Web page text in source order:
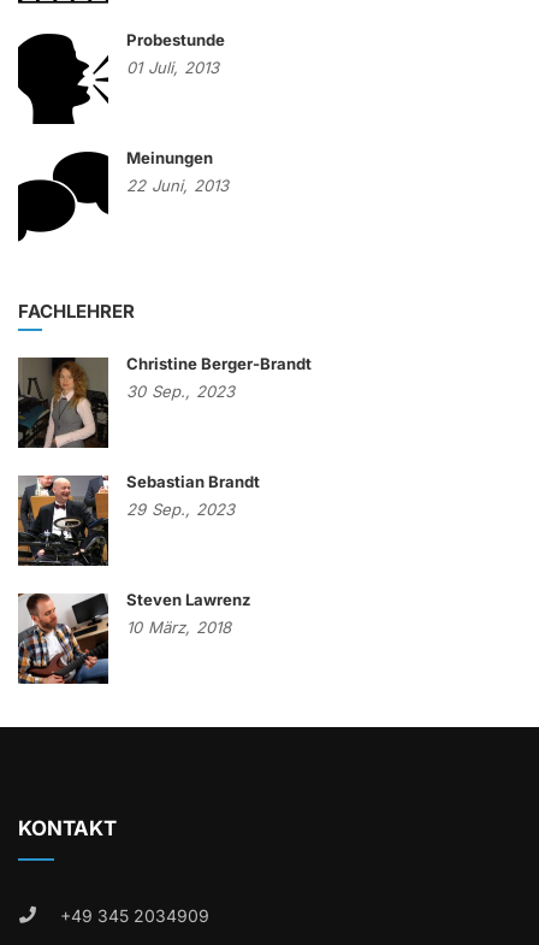
Probestunde
01 Juli, 2013
Meinungen
22 Juni, 2013
FACHLEHRER
Christine Berger-Brandt
30 Sep., 2023
Sebastian Brandt
29 Sep., 2023
Steven Lawrenz
10 März, 2018
KONTAKT
+49 345 2034909